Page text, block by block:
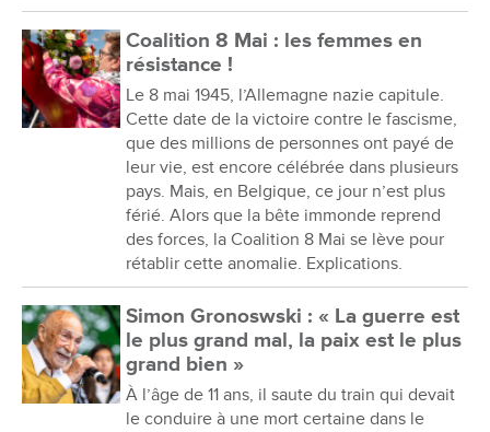
Coalition 8 Mai : les femmes en
résistance !
Le 8 mai 1945, l’Allemagne nazie capitule.
Cette date de la victoire contre le fascisme,
que des millions de personnes ont payé de
leur vie, est encore célébrée dans plusieurs
pays. Mais, en Belgique, ce jour n’est plus
férié. Alors que la bête immonde reprend
des forces, la Coalition 8 Mai se lève pour
rétablir cette anomalie. Explications.
Simon Gronoswski : « La guerre est
le plus grand mal, la paix est le plus
grand bien »
À l’âge de 11 ans, il saute du train qui devait
le conduire à une mort certaine dans le